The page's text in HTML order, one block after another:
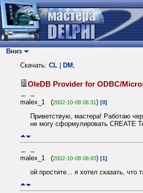
Вниз
Скачать: CL DM ;
OleDB Provider for ODBC/
← →
malex_1 (2002-10-08 08:31) [0]
Приветствую, мастера! Работаю
не могу сформулировать CREATE
← →
malex_1 (2002-10-08 08:43) [1]
ой простите... я хотел сказать,